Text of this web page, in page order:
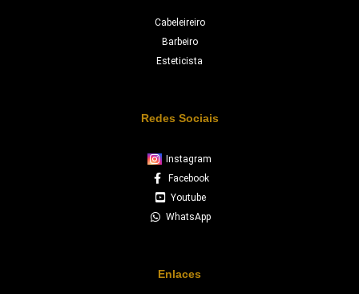
Cabeleireiro
Barbeiro
Esteticista
Redes Sociais
Instagram
Facebook
Youtube
WhatsApp
Enlaces